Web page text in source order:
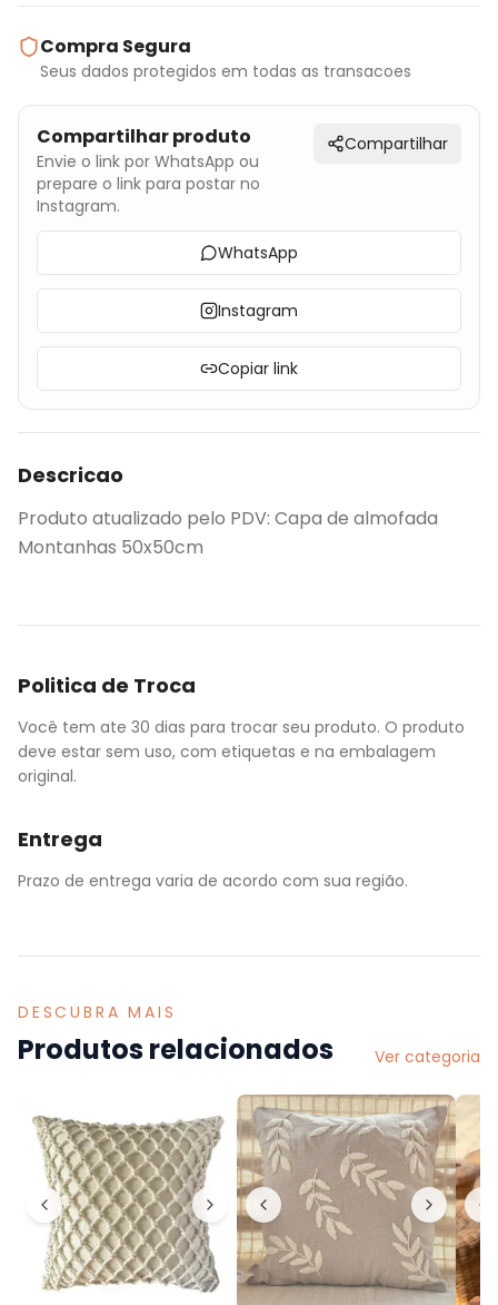
Compra Segura
Seus dados protegidos em todas as transacoes
Compartilhar produto
Envie o link por WhatsApp ou
prepare o link para postar no
Instagram.
Compartilhar
WhatsApp
Instagram
Copiar link
Descricao
Produto atualizado pelo PDV: Capa de almofada
Montanhas 50x50cm
Politica de Troca
Você tem ate 30 dias para trocar seu produto. O produto
deve estar sem uso, com etiquetas e na embalagem
original.
Entrega
Prazo de entrega varia de acordo com sua região.
DESCUBRA MAIS
Produtos relacionados Ver categoria